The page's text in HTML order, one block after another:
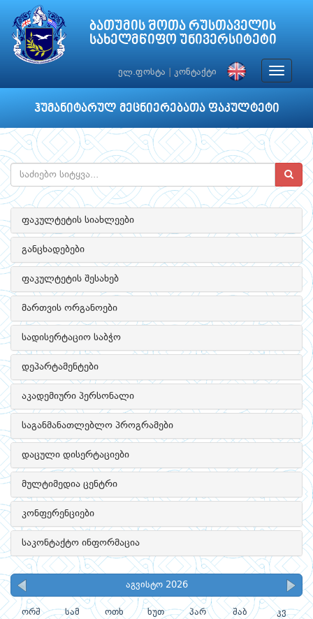
ბათუმის შოთა რუსთაველის
სახელმწიფო უნივერსიტეტი
ელ.ფოსტა კონტაქტი
Toggle
ჰუმანიტარულ მეცნიერებათა ფაკულტეტი
ფაკულტეტის სიახლეები
განცხადებები
ფაკულტეტის შესახებ
მართვის ორგანოები
სადისერტაციო საბჭო
დეპარტამენტები
აკადემიური პერსონალი
საგანმანათლებლო პროგრამები
დაცული დისერტაციები
მულტიმედია ცენტრი
კონფერენციები
საკონტაქტო ინფორმაცია
აგვისტო 2026
ორშ სამ ოთხ ხუთ პარ შაბ კვ